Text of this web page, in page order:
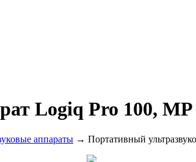
Logiq Pro 100,
аппараты → Портативный